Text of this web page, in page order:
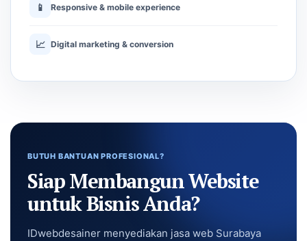
📱 Responsive & mobile experience
📈 Digital marketing & conversion
BUTUH BANTUAN PROFESIONAL?
Siap Membangun Website
untuk Bisnis Anda?
IDwebdesainer menyediakan jasa web Surabaya